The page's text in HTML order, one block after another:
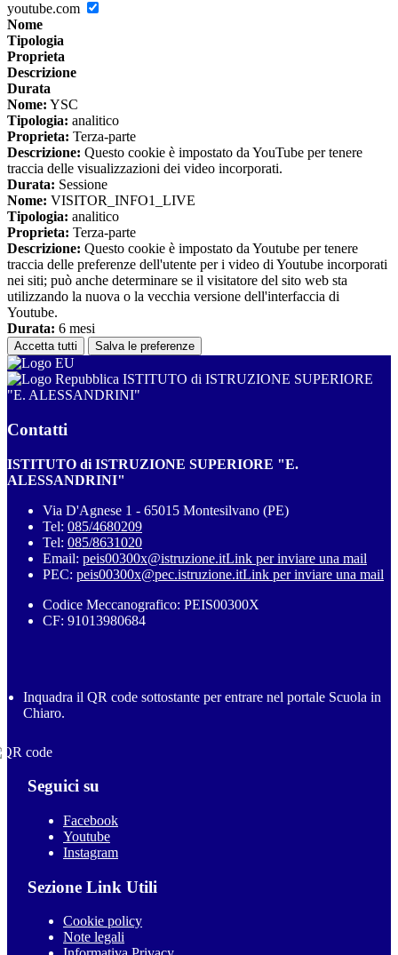
youtube.com
Nome
Tipologia
Proprieta
Descrizione
Durata
Nome: YSC
Tipologia: analitico
Proprieta: Terza-parte
Descrizione: Questo cookie è impostato da YouTube per tenere
traccia delle visualizzazioni dei video incorporati.
Durata: Sessione
Nome: VISITOR_INFO1_LIVE
Tipologia: analitico
Proprieta: Terza-parte
Descrizione: Questo cookie è impostato da Youtube per tenere
traccia delle preferenze dell'utente per i video di Youtube incorporati
nei siti; può anche determinare se il visitatore del sito web sta
utilizzando la nuova o la vecchia versione dell'interfaccia di
Youtube.
Durata: 6 mesi
Accetta tutti Salva le preferenze
ISTITUTO di ISTRUZIONE SUPERIORE
"E. ALESSANDRINI"
Contatti
ISTITUTO di ISTRUZIONE SUPERIORE "E.
ALESSANDRINI"
Via D'Agnese 1 - 65015 Montesilvano (PE)
Tel: 085/4680209
Tel: 085/8631020
Email: peis00300x@istruzione.itLink per inviare una mail
PEC: peis00300x@pec.istruzione.itLink per inviare una mail
Codice Meccanografico: PEIS00300X
CF: 91013980684
Inquadra il QR code sottostante per entrare nel portale Scuola in
Chiaro.
Seguici su
Facebook
Youtube
Instagram
Sezione Link Utili
Cookie policy
Note legali